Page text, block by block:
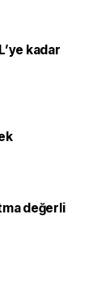
kadar
değerli